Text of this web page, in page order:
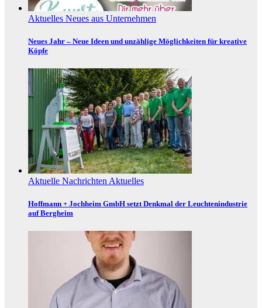
Aktuelles Neues aus Unternehmen
Neues Jahr – Neue Ideen und unzählige Möglichkeiten für kreative
Köpfe
Aktuelle Nachrichten Aktuelles
Hoffmann + Jochheim GmbH setzt Denkmal der Leuchtenindustrie
auf Bergheim